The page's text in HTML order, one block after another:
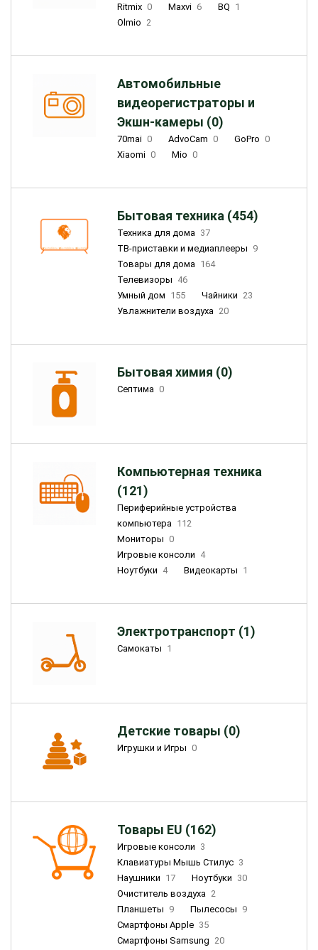
Ritmix 0 Maxvi 6 BQ 1
Olmio 2
Автомобильные
видеорегистраторы и
Экшн-камеры (0)
70mai 0 AdvoCam 0 GoPro 0
Xiaomi 0 Mio 0
Бытовая техника (454)
Техника для дома 37
ТВ-приставки и медиаплееры 9
Товары для дома 164
Телевизоры 46
Умный дом 155 Чайники 23
Увлажнители воздуха 20
Бытовая химия (0)
Септима 0
Компьютерная техника
(121)
Периферийные устройства
компьютера 112
Мониторы 0
Игровые консоли 4
Ноутбуки 4 Видеокарты 1
Электротранспорт (1)
Самокаты 1
Детские товары (0)
Игрушки и Игры 0
Товары EU (162)
Игровые консоли 3
Клавиатуры Мышь Стилус 3
Наушники 17 Ноутбуки 30
Очиститель воздуха 2
Планшеты 9 Пылесосы 9
Смартфоны Apple 35
Смартфоны Samsung 20